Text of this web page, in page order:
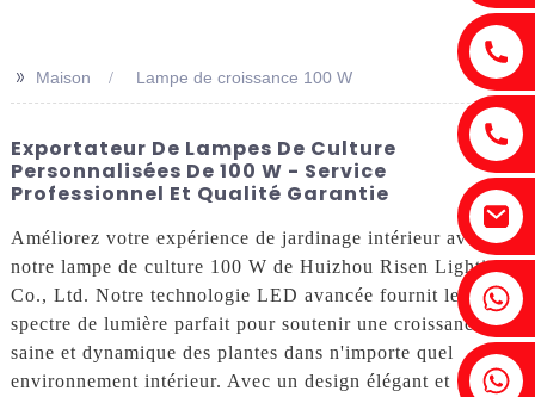
Fenia : +86 18607525299
Lierre : +86 18607522355
>> Maison Lampe de croissance 100 W
Exportateur De Lampes De Culture
Personnalisées De 100 W - Service
Professionnel Et Qualité Garantie
Améliorez votre expérience de jardinage intérieur avec
notre lampe de culture 100 W de Huizhou Risen Lighting
Co., Ltd. Notre technologie LED avancée fournit le
spectre de lumière parfait pour soutenir une croissance
saine et dynamique des plantes dans n'importe quel
environnement intérieur. Avec un design élégant et